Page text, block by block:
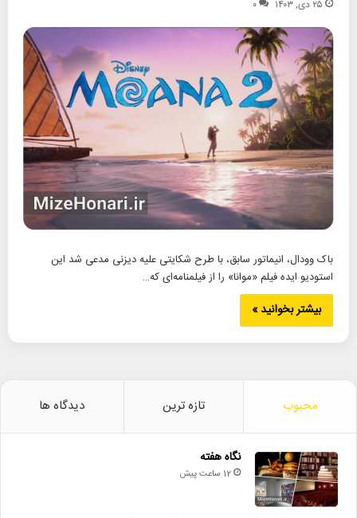
۲۵ دی, ۱۴۰۳ ۰
باک وودال، انیماتور سابق، با طرح شکایتی علیه دیزنی مدعی شد این
استودیو ایده فیلم «موانا» را از فیلمنامه‌ای که…
بیشتر بخوانید »
محبوب تازه ترین دیدگاه ها
نگاه هفته
12 ساعت پیش